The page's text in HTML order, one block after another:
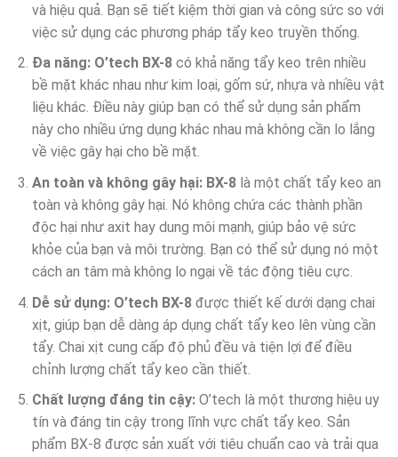
và hiệu quả. Bạn sẽ tiết kiệm thời gian và công sức so với
việc sử dụng các phương pháp tẩy keo truyền thống.
Đa năng: O’tech BX-8có khả năng tẩy keo trên nhiều
bề mặt khác nhau như kim loại, gốm sứ, nhựa và nhiều vật
liệu khác. Điều này giúp bạn có thể sử dụng sản phẩm
này cho nhiều ứng dụng khác nhau mà không cần lo lắng
về việc gây hại cho bề mặt.
An toàn và không gây hại: BX-8là một chất tẩy keo an
toàn và không gây hại. Nó không chứa các thành phần
độc hại như axit hay dung môi mạnh, giúp bảo vệ sức
khỏe của bạn và môi trường. Bạn có thể sử dụng nó một
cách an tâm mà không lo ngại về tác động tiêu cực.
Dễ sử dụng: O’tech BX-8được thiết kế dưới dạng chai
xịt, giúp bạn dễ dàng áp dụng chất tẩy keo lên vùng cần
tẩy. Chai xịt cung cấp độ phủ đều và tiện lợi để điều
chỉnh lượng chất tẩy keo cần thiết.
Chất lượng đáng tin cậy:O’tech là một thương hiệu uy
tín và đáng tin cậy trong lĩnh vực chất tẩy keo. Sản
phẩm BX-8 được sản xuất với tiêu chuẩn cao và trải qua